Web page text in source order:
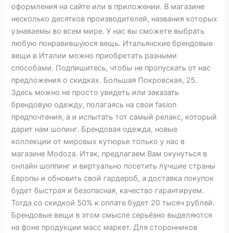
оформления на сайте или в приложении. В магазине
несколько десятков производителей, названия которых
узнаваемы во всем мире. У нас вы сможете выбрать
любую понравившуюся вещь. Итальянские брендовые
вещи в Италии можно приобретать разными
способами. Подпишитесь, чтобы не пропускать от нас
предложения о скидках. Большая Покровская, 25.
Здесь можно не просто увидеть или заказать
брендовую одежду, полагаясь на свои fasion
предпочтения, а и испытать тот самый релакс, который
дарит нам шопинг. Брендовая одежда, новые
коллекции от мировых кутюрье только у нас в
магазине Modoza. Итак, предлагаем Вам окунуться в
онлайн шоппинг и виртуально посетить лучшие страны
Европы и обновить свой гардероб, а доставка покупок
будет быстрая и безопасная, качество гарантируем.
Тогда со скидкой 50% к оплате будет 20 тысяч рублей.
Брендовые вещи в этом смысле серьёзно выделяются
на фоне продукции масс маркет. Для сторонников